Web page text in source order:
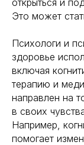
открыться и
Это может
Психологи и
здоровье
включая
терапию и
направлен на
в своих
Например,
помогает